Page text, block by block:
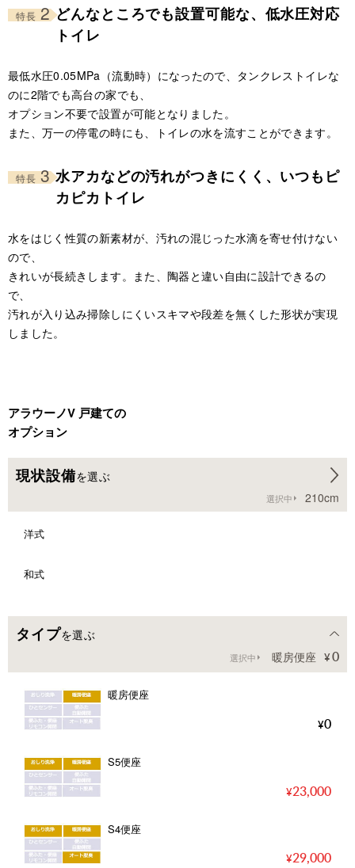
特長 2 どんなところでも設置可能な、低水圧対応
トイレ
最低水圧0.05MPa（流動時）になったので、タンクレストイレな
のに2階でも高台の家でも、
オプション不要で設置が可能となりました。
また、万一の停電の時にも、トイレの水を流すことができます。
特長 3 水アカなどの汚れがつきにくく、いつもピ
カピカトイレ
水をはじく性質の新素材が、汚れの混じった水滴を寄せ付けない
ので、
きれいが長続きします。また、陶器と違い自由に設計できるの
で、
汚れが入り込み掃除しにくいスキマや段差を無くした形状が実現
しました。
アラウーノV 戸建ての
オプション
現状設備を選ぶ
選択中 210cm
洋式
和式
タイプを選ぶ
選択中 暖房便座 0
暖房便座
0
S5便座
23,000
S4便座
29,000